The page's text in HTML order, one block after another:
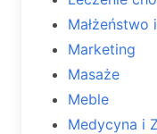
Małżeństwo
Marketing
Masaże
Meble
Medycyna i